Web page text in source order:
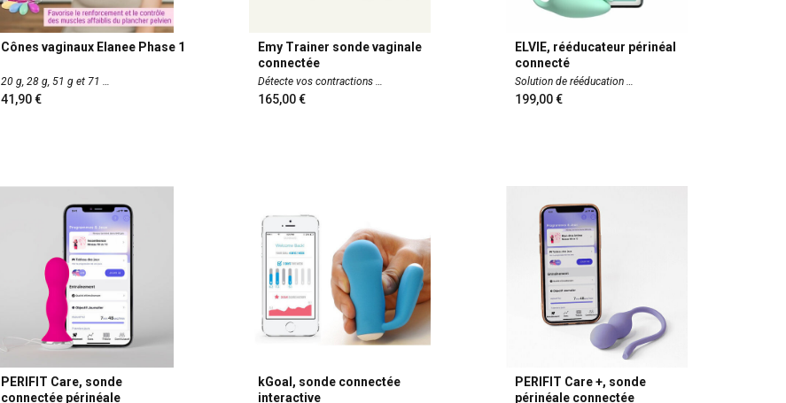
Cônes vaginaux Elanee Phase 1
20 g, 28 g, 51 g et 71
41,90
Emy Trainer sonde vaginale
connectée
Détecte vos contractions
165,00
ELVIE, rééducateur périnéal
connecté
Solution de rééducation
199,00
PERIFIT Care, sonde
connectée périnéale
kGoal, sonde connectée
interactive
PERIFIT Care +, sonde
périnéale connectée